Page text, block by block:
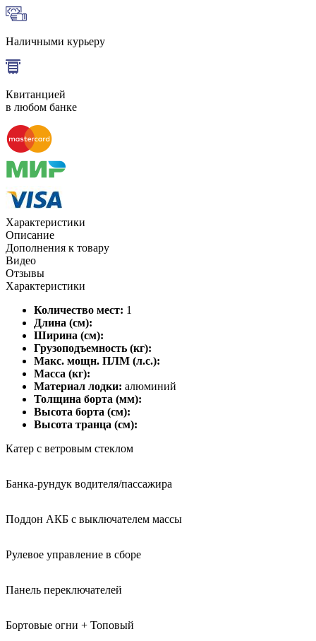
Наличными курьеру
Квитанцией
в любом банке
Характеристики
Описание
Дополнения к товару
Видео
Отзывы
Характеристики
Количество мест: 1
Длина (см):
Ширина (см):
Грузоподъемность (кг):
Макс. мощн. ПЛМ (л.с.):
Масса (кг):
Материал лодки: алюминий
Толщина борта (мм):
Высота борта (см):
Высота транца (см):
Катер с ветровым стеклом
Банка-рундук водителя/пассажира
Поддон АКБ с выключателем массы
Рулевое управление в сборе
Панель переключателей
Бортовые огни + Топовый